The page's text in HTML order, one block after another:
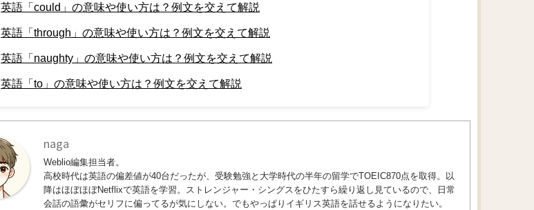
英語「could」の意味や使い方は？例文を交えて解説
英語「through」の意味や使い方は？例文を交えて解説
英語「naughty」の意味や使い方は？例文を交えて解説
英語「to」の意味や使い方は？例文を交えて解説
naga
Weblio編集担当者。
高校時代は英語の偏差値が40台だったが、受験勉強と大学時代の半年の留学でTOEIC870点を取得。以
降はほぼほぼNetflixで英語を学習。ストレンジャー・シングスをひたすら繰り返し見ているので、日常
会話の語彙がセリフに偏ってるが気にしない。でもやっぱりイギリス英語を話せるようになりたい。